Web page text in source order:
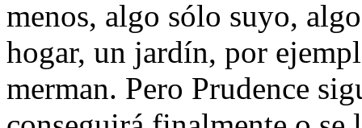
menos, algo sólo suyo,
hogar, un jardín, por
merman. Pero Prudence